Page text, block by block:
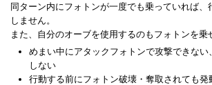
同ターン内にフォトンが一度でも乗っていれば、
しません。
また、自分のオーブを使用するのもフォトンを乗
めまい中にアタックフォトンで攻撃できな
しない
行動する前にフォトン破壊・奪取されても発